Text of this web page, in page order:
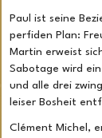
Paul ist seine
perfiden Plan:
Martin erweist
Sabotage wird
und alle drei
leiser Bosheit
Clément Michel,